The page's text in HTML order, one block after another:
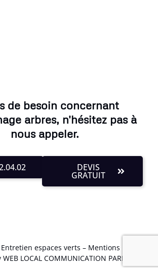
de besoin concernant
arbres, n'hésitez pas à
nous appeler.
DEVIS
GRATUIT
espaces verts – Mentions Légales
LOCAL COMMUNICATION PARIS